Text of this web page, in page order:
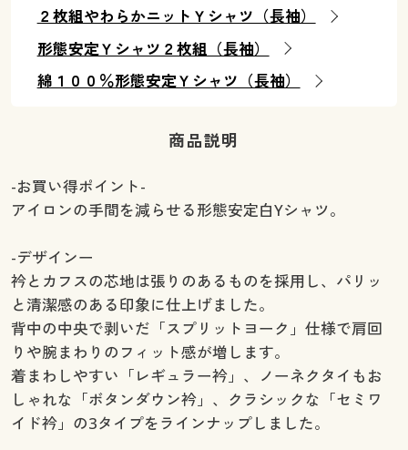
２枚組やわらかニットＹシャツ（長袖）
形態安定Ｙシャツ２枚組（長袖）
綿１００％形態安定Ｙシャツ（長袖）
商品説明
-お買い得ポイント-
アイロンの手間を減らせる形態安定白Yシャツ。
-デザインー
衿とカフスの芯地は張りのあるものを採用し、パリッ
と清潔感のある印象に仕上げました。
背中の中央で剥いだ「スプリットヨーク」仕様で肩回
りや腕まわりのフィット感が増します。
着まわしやすい「レギュラー衿」、ノーネクタイもお
しゃれな「ボタンダウン衿」、クラシックな「セミワ
イド衿」の3タイプをラインナップしました。